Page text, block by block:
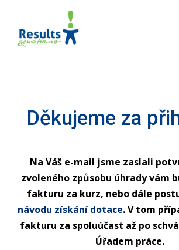
Děkujeme za
Na Váš e-mail jsme zaslali
zvoleného způsobu úhrady vám
fakturu za kurz, nebo dále
návodu získání dotace. V tom
fakturu za spoluúčast až po
Úřadem práce.